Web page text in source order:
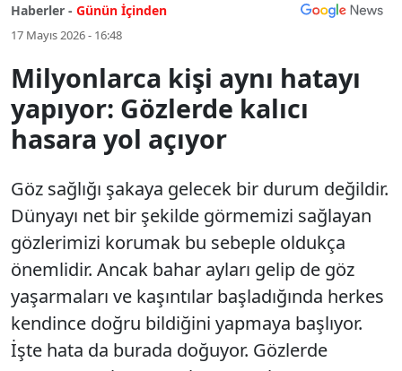
Haberler - Günün İçinden
17 Mayıs 2026 - 16:48
Milyonlarca kişi aynı hatayı
yapıyor: Gözlerde kalıcı
hasara yol açıyor
Göz sağlığı şakaya gelecek bir durum değildir.
Dünyayı net bir şekilde görmemizi sağlayan
gözlerimizi korumak bu sebeple oldukça
önemlidir. Ancak bahar ayları gelip de göz
yaşarmaları ve kaşıntılar başladığında herkes
kendince doğru bildiğini yapmaya başlıyor.
İşte hata da burada doğuyor. Gözlerde